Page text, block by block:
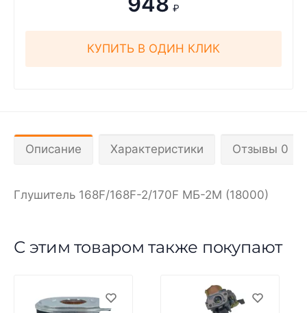
₽
КУПИТЬ В ОДИН КЛИК
Описание Характеристики Отзывы 0
Глушитель 168F/168F-2/170F МБ-2М (18000)
С этим товаром также покупают